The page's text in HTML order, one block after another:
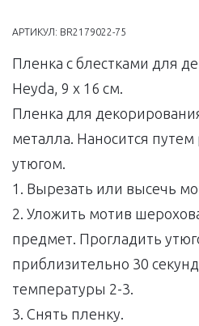
АРТИКУЛ: BR2179022-75
Пленка с блестками для
Heyda, 9 х 16 см.
Пленка для
металла. Наносится путем
утюгом.
1. Вырезать или высечь
2. Уложить мотив
предмет. Прогладить
приблизительно 30
температуры 2-3.
3. Снять пленку.